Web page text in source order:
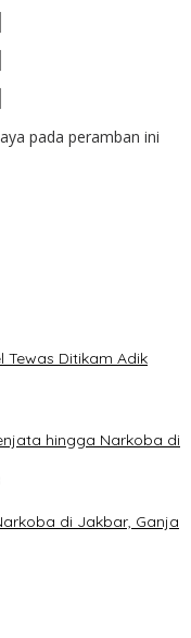
pada peramban ini
Tewas Ditikam Adik
hingga Narkoba di
di Jakbar, Ganja